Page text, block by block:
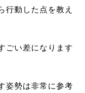
行動した点を教え
ごい差になります
姿勢は非常に参考